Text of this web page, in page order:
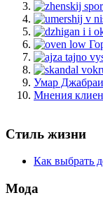
Умар
Мнения
Стиль жизни
Как выбрать
Мода